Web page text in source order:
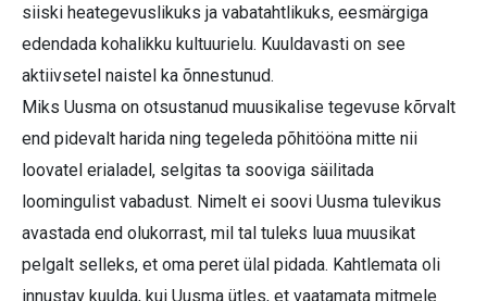
siiski heategevuslikuks ja vabatahtlikuks, eesmärgiga
edendada kohalikku kultuurielu. Kuuldavasti on see
aktiivsetel naistel ka õnnestunud.
Miks Uusma on otsustanud muusikalise tegevuse kõrvalt
end pidevalt harida ning tegeleda põhitööna mitte nii
loovatel erialadel, selgitas ta sooviga säilitada
loomingulist vabadust. Nimelt ei soovi Uusma tulevikus
avastada end olukorrast, mil tal tuleks luua muusikat
pelgalt selleks, et oma peret ülal pidada. Kahtlemata oli
innustav kuulda, kui Uusma ütles, et vaatamata mitmele